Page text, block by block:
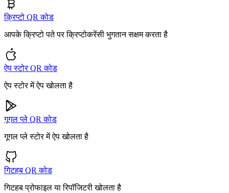
क्रिप्टो QR कोड
आपके क्रिप्टो पते पर क्रिप्टोकरेंसी भुगतान सक्षम करता है
ऐप स्टोर QR कोड
ऐप स्टोर में ऐप खोलता है
गूगल प्ले QR कोड
गूगल प्ले स्टोर में ऐप खोलता है
गिटहब QR कोड
गिटहब प्रोफाइल या रिपॉजिटरी खोलता है